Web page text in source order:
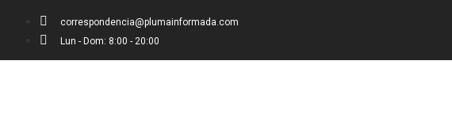
correspondencia@plumainformada.com
Lun - Dom: 8:00 - 20:00